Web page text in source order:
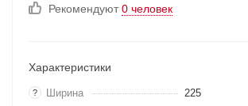
Рекомендуют0 человек
Характеристики
? Ширина 225